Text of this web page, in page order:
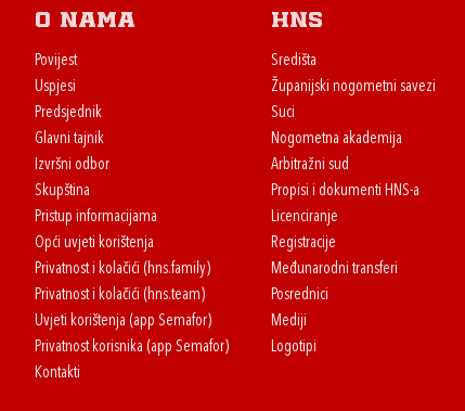
O nama
Povijest
Uspjesi
Predsjednik
Glavni tajnik
Izvršni odbor
Skupština
Pristup informacijama
Opći uvjeti korištenja
Privatnost i kolačići (hns.family)
Privatnost i kolačići (hns.team)
Uvjeti korištenja (app Semafor)
Privatnost korisnika (app Semafor)
Kontakti
HNS
Središta
Županijski nogometni savezi
Suci
Nogometna akademija
Arbitražni sud
Propisi i dokumenti HNS-a
Licenciranje
Registracije
Međunarodni transferi
Posrednici
Mediji
Logotipi